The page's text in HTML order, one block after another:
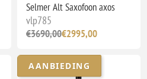
Selmer Alt Saxofoon axos
vlp785
€3690,00€2995,00
AANBIEDING